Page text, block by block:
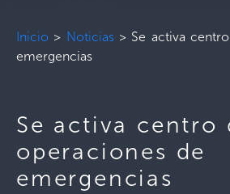
Inicio > Noticias> Se activa
emergencias
Se activa centro
operaciones de
emergencias